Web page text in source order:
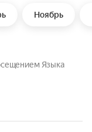
Ноябрь
Языка